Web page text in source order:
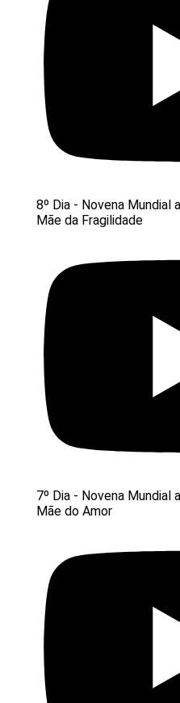
8º Dia - Novena Mundial
Mãe da Fragilidade
7º Dia - Novena Mundial
Mãe do Amor